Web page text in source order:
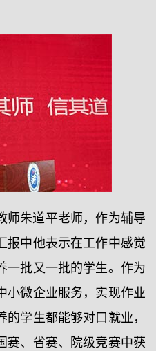
师朱道平老师，作为辅导
报中他表示在工作中感觉
一批又一批的学生。作为
小微企业服务，实现作业
学生都能够对口就业，
赛、省赛、院级竞赛中获